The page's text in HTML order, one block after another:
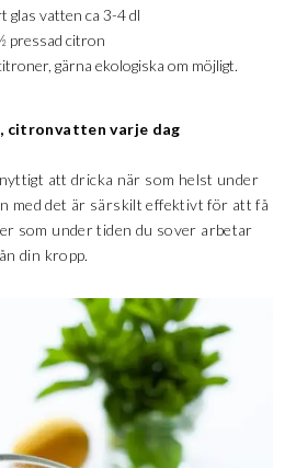
glas vatten ca 3-4 dl
pressad citron
gärna ekologiska om möjligt.
citronvatten varje dag
att dricka när som helst under
med det är särskilt effektivt för att få
som under tiden du sover arbetar
din kropp.